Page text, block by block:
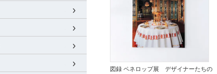
図録 ペネロップ展 デザイナーたちの